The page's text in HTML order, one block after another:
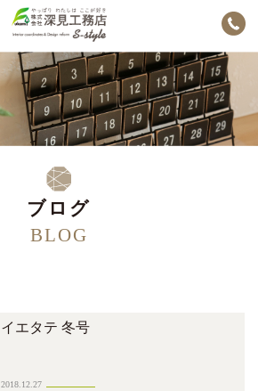
ブログ
BLOG
イエタテ 冬号
2018.12.27